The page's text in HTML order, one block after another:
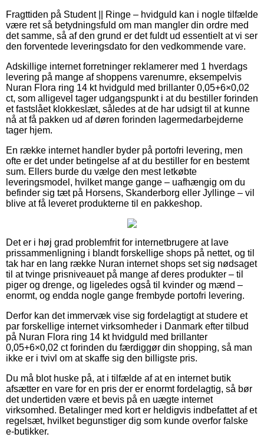
Fragttiden på Student || Ringe – hvidguld kan i nogle tilfælde
være ret så betydningsfuld om man mangler din ordre med
det samme, så af den grund er det fuldt ud essentielt at vi ser
den forventede leveringsdato for den vedkommende vare.
Adskillige internet forretninger reklamerer med 1 hverdags
levering på mange af shoppens varenumre, eksempelvis
Nuran Flora ring 14 kt hvidguld med brillanter 0,05+6×0,02
ct, som alligevel tager udgangspunkt i at du bestiller forinden
et fastslået klokkeslæt, således at de har udsigt til at kunne
nå at få pakken ud af døren forinden lagermedarbejderne
tager hjem.
En række internet handler byder på portofri levering, men
ofte er det under betingelse af at du bestiller for en bestemt
sum. Ellers burde du vælge den mest letkøbte
leveringsmodel, hvilket mange gange – uafhængig om du
befinder sig tæt på Horsens, Skanderborg eller Jyllinge – vil
blive at få leveret produkterne til en pakkeshop.
Det er i høj grad problemfrit for internetbrugere at lave
prissammenligning i blandt forskellige shops på nettet, og til
tak har en lang række Nuran internet shops set sig nødsaget
til at tvinge prisniveauet på mange af deres produkter – til
piger og drenge, og ligeledes også til kvinder og mænd –
enormt, og endda nogle gange frembyde portofri levering.
Derfor kan det immervæk vise sig fordelagtigt at studere et
par forskellige internet virksomheder i Danmark efter tilbud
på Nuran Flora ring 14 kt hvidguld med brillanter
0,05+6×0,02 ct forinden du færdiggør din shopping, så man
ikke er i tvivl om at skaffe sig den billigste pris.
Du må blot huske på, at i tilfælde af at en internet butik
afsætter en vare for en pris der er enormt fordelagtig, så bør
det undertiden være et bevis på en uægte internet
virksomhed. Betalinger med kort er heldigvis indbefattet af et
regelsæt, hvilket begunstiger dig som kunde overfor falske
e-butikker.